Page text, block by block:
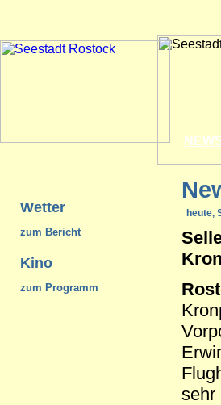
Wetter
zum Bericht
Kino
zum Programm
heute,
sehr